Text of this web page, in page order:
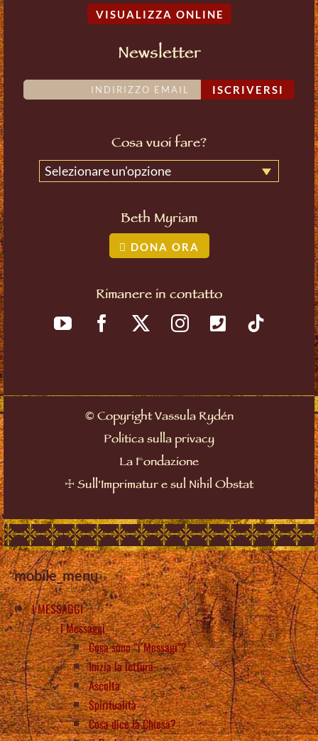
VISUALIZZA ONLINE
Newsletter
ISCRIVERSI
Cosa vuoi fare?
Selezionare un'opzione
Beth Myriam
DONA ORA
Rimanere in contatto
©Copyright Vassula Rydén
Politica sulla privacy
La Fondazione
☩ Sull'Imprimatur e sul Nihil Obstat
mobile_menu
I MESSAGGI
I Messaggi
Cosa sono “i Messagi”?
Inizia la lettura
Ascolta
Spiritualità
Cosa dice la Chiesa?